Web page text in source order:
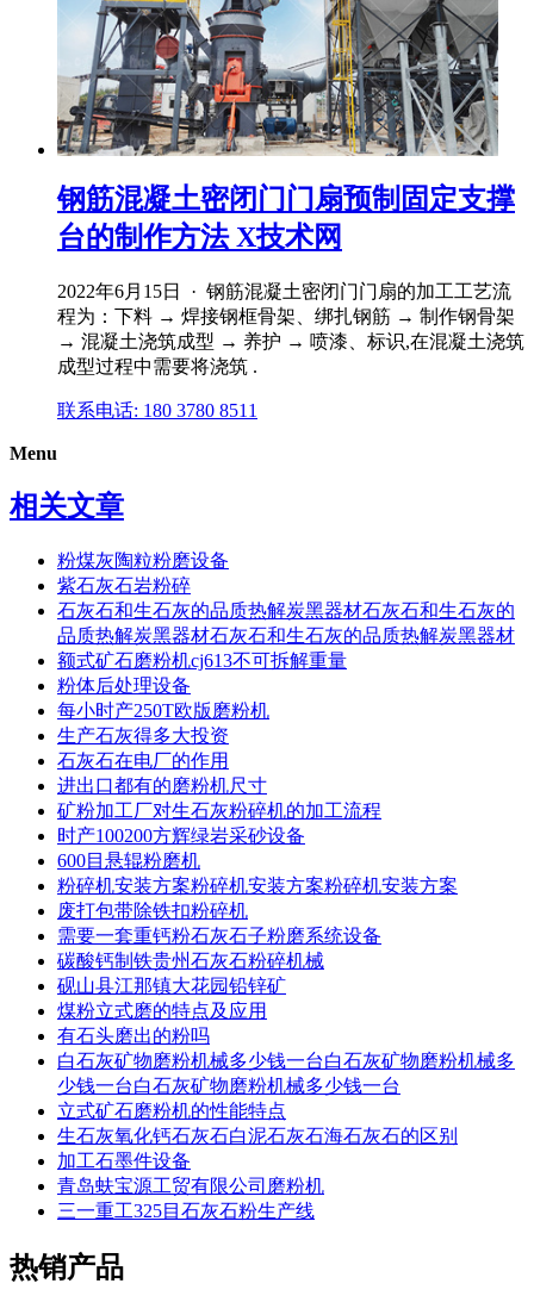
钢筋混凝土密闭门门扇预制固定支撑
台的制作方法 X技术网
2022年6月15日 · 钢筋混凝土密闭门门扇的加工工艺流
程为：下料 → 焊接钢框骨架、绑扎钢筋 → 制作钢骨架
→ 混凝土浇筑成型 → 养护 → 喷漆、标识,在混凝土浇筑
成型过程中需要将浇筑 .
联系电话: 180 3780 8511
Menu
相关文章
粉煤灰陶粒粉磨设备
紫石灰石岩粉碎
石灰石和生石灰的品质热解炭黑器材石灰石和生石灰的
品质热解炭黑器材石灰石和生石灰的品质热解炭黑器材
额式矿石磨粉机cj613不可拆解重量
粉体后处理设备
每小时产250T欧版磨粉机
生产石灰得多大投资
石灰石在电厂的作用
进出口都有的磨粉机尺寸
矿粉加工厂对生石灰粉碎机的加工流程
时产100200方辉绿岩采砂设备
600目悬辊粉磨机
粉碎机安装方案粉碎机安装方案粉碎机安装方案
废打包带除铁扣粉碎机
需要一套重钙粉石灰石子粉磨系统设备
碳酸钙制铁贵州石灰石粉碎机械
砚山县江那镇大花园铅锌矿
煤粉立式磨的特点及应用
有石头磨出的粉吗
白石灰矿物磨粉机械多少钱一台白石灰矿物磨粉机械多
少钱一台白石灰矿物磨粉机械多少钱一台
立式矿石磨粉机的性能特点
生石灰氧化钙石灰石白泥石灰石海石灰石的区别
加工石墨件设备
青岛蚨宝源工贸有限公司磨粉机
三一重工325目石灰石粉生产线
热销产品